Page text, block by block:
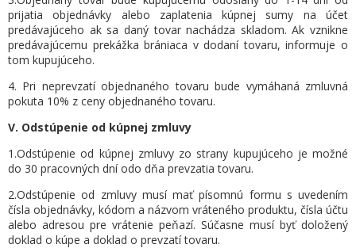
prijatia objednávky alebo zaplatenia kúpnej sumy na účet
predávajúceho ak sa daný tovar nachádza skladom. Ak vznikne
predávajúcemu prekážka brániaca v dodaní tovaru, informuje o
tom kupujúceho.
4. Pri neprevzatí objednaného tovaru bude vymáhaná zmluvná
pokuta 10% z ceny objednaného tovaru.
V. Odstúpenie od kúpnej zmluvy
1.Odstúpenie od kúpnej zmluvy zo strany kupujúceho je možné
do 30 pracovných dní odo dňa prevzatia tovaru.
2.Odstúpenie od zmluvy musí mať písomnú formu s uvedením
čísla objednávky, kódom a názvom vráteného produktu, čísla účtu
alebo adresou pre vrátenie peňazí. Súčasne musí byť doložený
doklad o kúpe a doklad o prevzatí tovaru.